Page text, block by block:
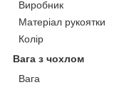
Виробник
Матеріал рукоятки
Колір
Вага з чохлом
Вага